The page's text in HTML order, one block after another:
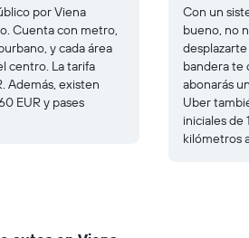
por Viena
Cuenta con metro,
y cada área
centro. La tarifa
Además, existen
EUR y pases
Con un
bueno, no
bandera te
abonarás
Uber
iniciales de
kilómetros